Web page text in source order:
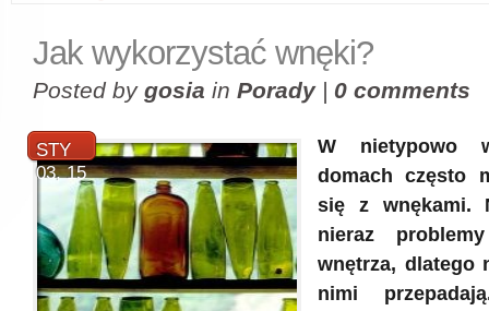
Jak wykorzystać wnęki?
Posted by gosia in Porady| 0 comments
STY
03, 15
W nietypowo
domach często
się z wnękami.
nieraz
wnętrza, dlatego
nimi